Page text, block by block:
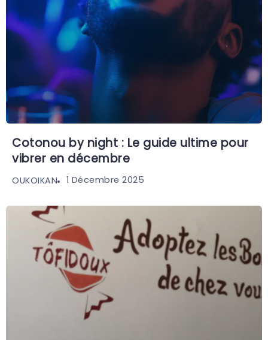
Cotonou by night : Le guide ultime pour
vibrer en décembre
OUKOIKAN 1 Décembre 2025